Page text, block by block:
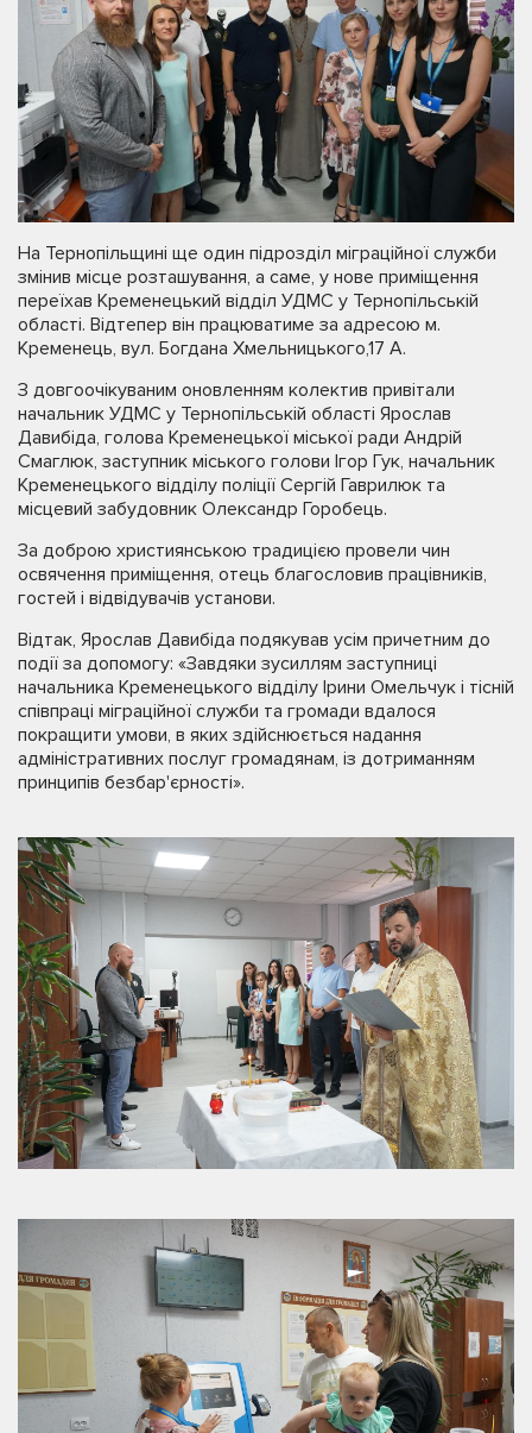
На Тернопільщині ще один підрозділ міграційної служби
змінив місце розташування, а саме, у нове приміщення
переїхав Кременецький відділ УДМС у Тернопільській
області. Відтепер він працюватиме за адресою м.
Кременець, вул. Богдана Хмельницького,17 А.
З довгоочікуваним оновленням колектив привітали
начальник УДМС у Тернопільській області Ярослав
Давибіда, голова Кременецької міської ради Андрій
Смаглюк, заступник міського голови Ігор Гук, начальник
Кременецького відділу поліції Сергій Гаврилюк та
місцевий забудовник Олександр Горобець.
За доброю християнською традицією провели чин
освячення приміщення, отець благословив працівників,
гостей і відвідувачів установи.
Відтак, Ярослав Давибіда подякував усім причетним до
події за допомогу: «Завдяки зусиллям заступниці
начальника Кременецького відділу Ірини Омельчук і тісній
співпраці міграційної служби та громади вдалося
покращити умови, в яких здійснюється надання
адміністративних послуг громадянам, із дотриманням
принципів безбар'єрності».